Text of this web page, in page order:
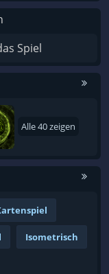
in Videoform
Spiel
Alle 40 zeigen
Isometrisch